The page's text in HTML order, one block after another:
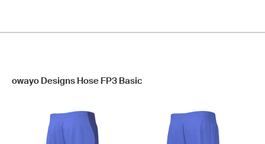
owayo Designs Hose FP3 Basic